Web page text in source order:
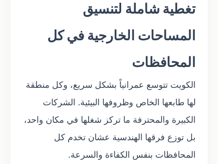
تغطية شاملة لتنسيق
المساحات الخارجية في كل
المحافظات
الكويت تتوسع عمرانياً بشكل سريع، وكل منطقة
لها طابعها الخاص وظروفها البيئية. الشركات
الكبيرة والمحترفة ما تركز شغلها في مكان واحد،
بل توزع فرقها الهندسية عشان تخدم كل
المحافظات بنفس الكفاءة والسرعة.